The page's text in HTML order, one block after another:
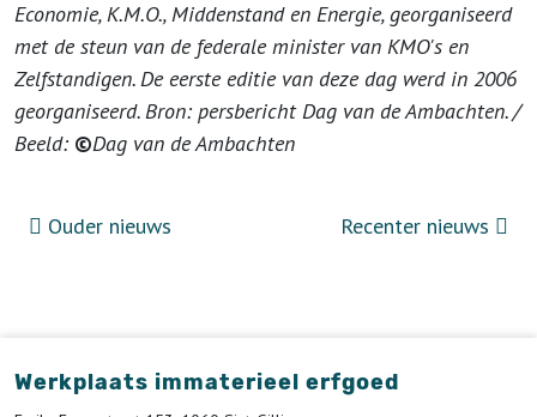
Economie, K.M.O., Middenstand en Energie, georganiseerd
met de steun van de federale minister van KMO's en
Zelfstandigen. De eerste editie van deze dag werd in 2006
georganiseerd.Bron: persbericht Dag van de Ambachten. /
Beeld: ©Dag van de Ambachten
Ouder nieuws Recenter nieuws
Werkplaats immaterieel erfgoed